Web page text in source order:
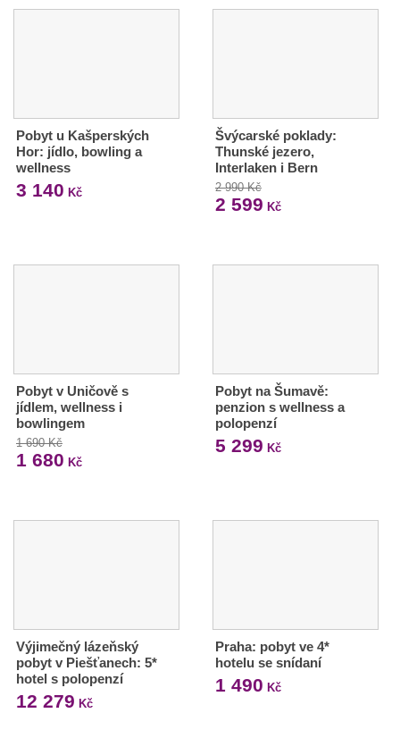
Pobyt u Kašperských
Hor: jídlo, bowling a
wellness
3 140 Kč
Švýcarské poklady:
Thunské jezero,
Interlaken i Bern
2 990 Kč
2 599 Kč
Pobyt v Uničově s
jídlem, wellness i
bowlingem
1 690 Kč
1 680 Kč
Pobyt na Šumavě:
penzion s wellness a
polopenzí
5 299 Kč
Výjimečný lázeňský
pobyt v Piešťanech: 5*
hotel s polopenzí
12 279 Kč
Praha: pobyt ve 4*
hotelu se snídaní
1 490 Kč